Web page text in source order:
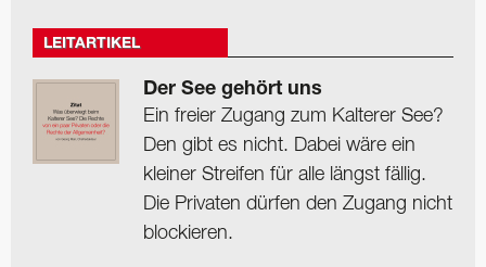
LEITARTIKEL
Der See gehört uns
Ein freier Zugang zum Kalterer See?
Den gibt es nicht. Dabei wäre ein
kleiner Streifen für alle längst fällig.
Die Privaten dürfen den Zugang nicht
blockieren.